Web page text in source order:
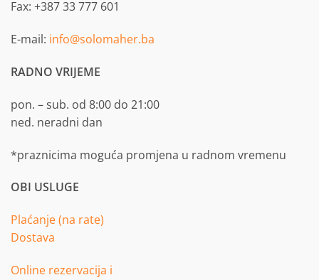
Fax: +387 33 777 601
E-mail: info@solomaher.ba
RADNO VRIJEME
pon. – sub. od 8:00 do 21:00
ned. neradni dan
*praznicima moguća promjena u radnom vremenu
OBI USLUGE
Plaćanje (na rate)
Dostava
Online rezervacija i